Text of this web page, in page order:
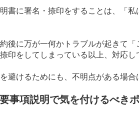
書に署名・捺印をすることは、「
後に万が一何かトラブルが起きて
印をしてしまっている以上、対応し
避けるためにも、不明点がある場合
事項説明で気を付けるべき